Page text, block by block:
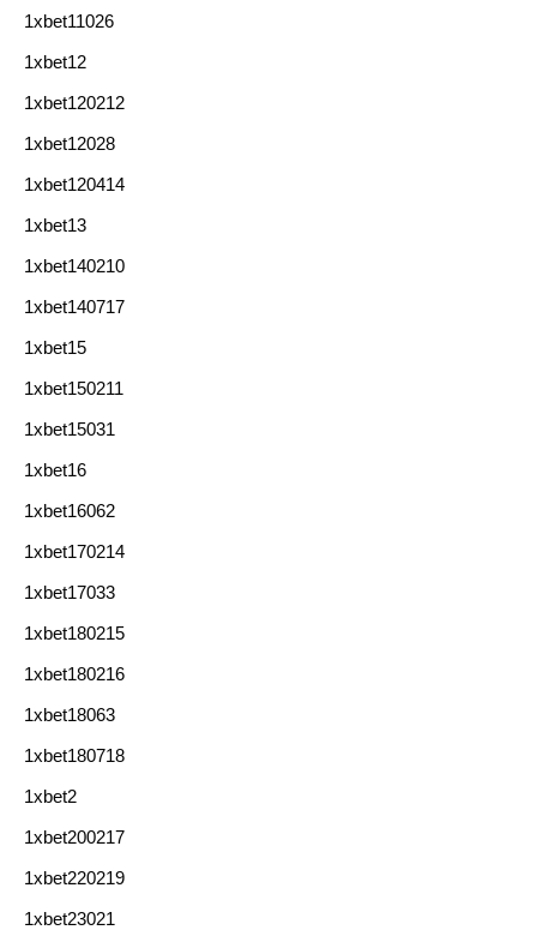
1xbet11026
1xbet12
1xbet120212
1xbet12028
1xbet120414
1xbet13
1xbet140210
1xbet140717
1xbet15
1xbet150211
1xbet15031
1xbet16
1xbet16062
1xbet170214
1xbet17033
1xbet180215
1xbet180216
1xbet18063
1xbet180718
1xbet2
1xbet200217
1xbet220219
1xbet23021